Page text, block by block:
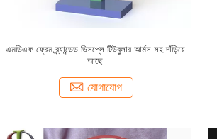
এমডিএফ ফ্রেম ব্র্যান্ডেড ডিসপ্লে টিউবুলার আর্মস সহ দাঁড়িয়ে
আছে
যোগাযোগ